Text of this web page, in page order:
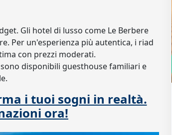
Gli hotel di lusso come Le Berbere
Per un'esperienza più autentica, i riad
con prezzi moderati.
disponibili guesthouse familiari e
i tuoi sogni in realtà.
ora!